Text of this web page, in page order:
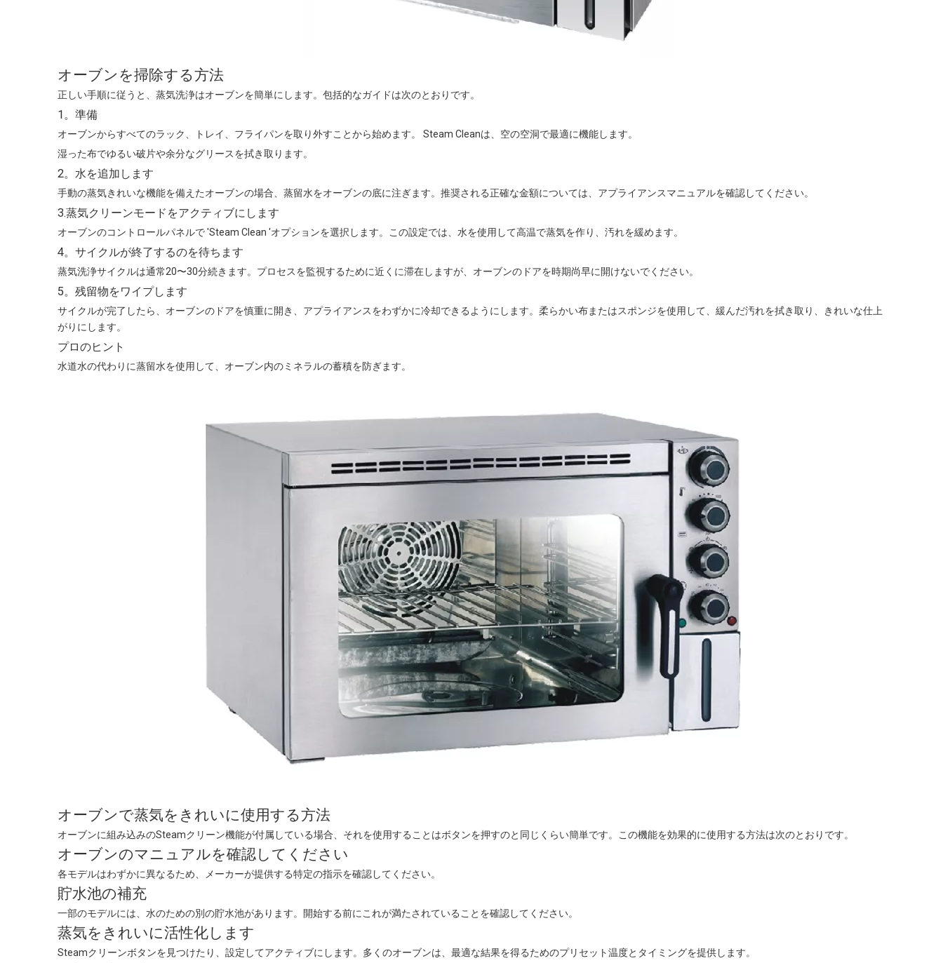
オーブンを掃除する方法
正しい手順に従うと、蒸気洗浄はオーブンを簡単にします。包括的なガイドは次のとおりです。
1。準備
オーブンからすべてのラック、トレイ、フライパンを取り外すことから始めます。 Steam Cleanは、空の空洞で最適に機能します。
湿った布でゆるい破片や余分なグリースを拭き取ります。
2。水を追加します
手動の蒸気きれいな機能を備えたオーブンの場合、蒸留水をオーブンの底に注ぎます。推奨される正確な金額については、アプライアンスマニュアルを確認してください。
3.蒸気クリーンモードをアクティブにします
オーブンのコントロールパネルで 'Steam Clean 'オプションを選択します。この設定では、水を使用して高温で蒸気を作り、汚れを緩めます。
4。サイクルが終了するのを待ちます
蒸気洗浄サイクルは通常20〜30分続きます。プロセスを監視するために近くに滞在しますが、オーブンのドアを時期尚早に開けないでください。
5。残留物をワイプします
サイクルが完了したら、オーブンのドアを慎重に開き、アプライアンスをわずかに冷却できるようにします。柔らかい布またはスポンジを使用して、緩んだ汚れを拭き取り、きれいな仕上
がりにします。
プロのヒント
水道水の代わりに蒸留水を使用して、オーブン内のミネラルの蓄積を防ぎます。
オーブンで蒸気をきれいに使用する方法
オーブンに組み込みのSteamクリーン機能が付属している場合、それを使用することはボタンを押すのと同じくらい簡単です。この機能を効果的に使用する方法は次のとおりです。
オーブンのマニュアルを確認してください
各モデルはわずかに異なるため、メーカーが提供する特定の指示を確認してください。
貯水池の補充
一部のモデルには、水のための別の貯水池があります。開始する前にこれが満たされていることを確認してください。
蒸気をきれいに活性化します
Steamクリーンボタンを見つけたり、設定してアクティブにします。多くのオーブンは、最適な結果を得るためのプリセット温度とタイミングを提供します。